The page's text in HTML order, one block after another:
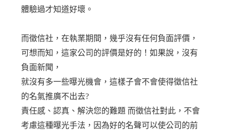
體驗過才知道好壞。
而徵信社，在執業期間，幾乎沒有任何負面評價，
可想而知，這家公司的評價是好的！如果說，沒有
負面新聞，
就沒有多一些曝光機會，這樣子會不會使得徵信社
的名氣推廣不出去?
責任感、認真、解決您的難題 而徵信社對此，不會
考慮這種曝光手法，因為好的名聲可以使公司的前